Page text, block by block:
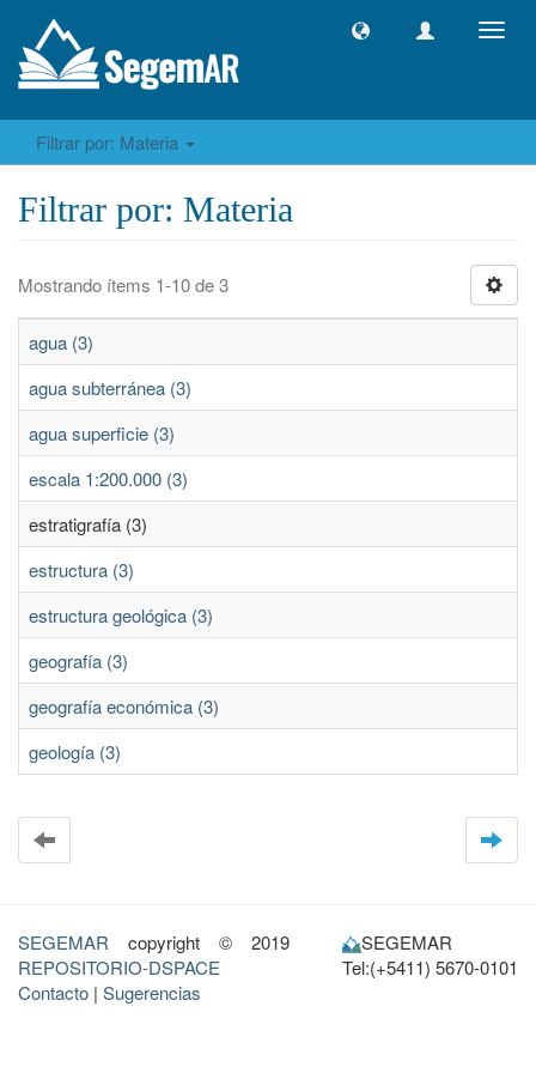
Filtrar por: Materia
Filtrar por: Materia
Mostrando ítems 1-10 de 3
agua (3)
agua subterránea (3)
agua superficie (3)
escala 1:200.000 (3)
estratigrafía (3)
estructura (3)
estructura geológica (3)
geografía (3)
geografía económica (3)
geología (3)
SEGEMAR copyright © 2019
REPOSITORIO-DSPACE
Contacto | Sugerencias
SEGEMAR
Tel:(+5411) 5670-0101